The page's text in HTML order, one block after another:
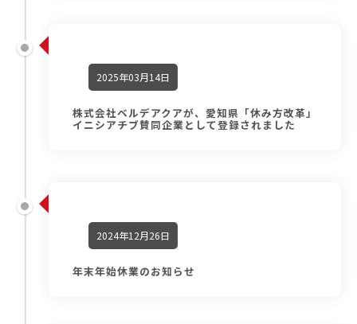
2025年03月14日
株式会社ベルデアクアが、愛知県「休み方改革」
イニシアチブ賛同企業として登録されました
2024年12月26日
年末年始休業のお知らせ